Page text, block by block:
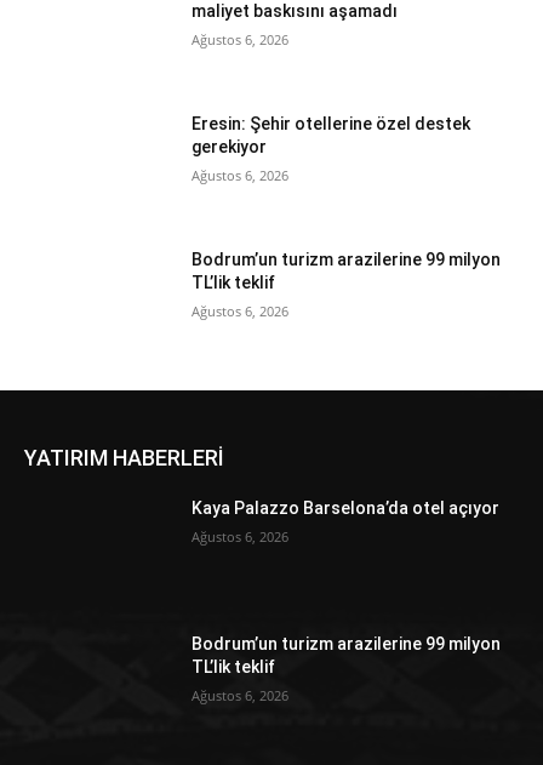
maliyet baskısını aşamadı
Ağustos 6, 2026
Eresin: Şehir otellerine özel destek
gerekiyor
Ağustos 6, 2026
Bodrum’un turizm arazilerine 99 milyon
TL’lik teklif
Ağustos 6, 2026
YATIRIM HABERLERİ
Kaya Palazzo Barselona’da otel açıyor
Ağustos 6, 2026
Bodrum’un turizm arazilerine 99 milyon
TL’lik teklif
Ağustos 6, 2026